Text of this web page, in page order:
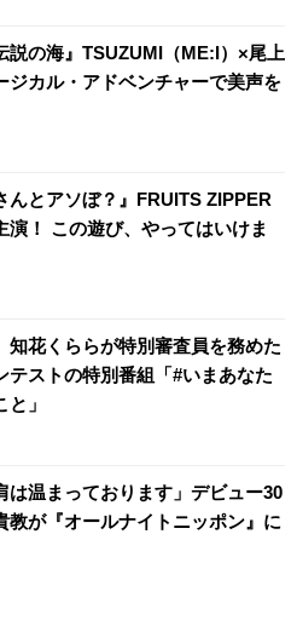
説の海』TSUZUMI（ME:I）×尾上
ジカル・アドベンチャーで美声を
んとアソぼ？』FRUITS ZIPPER
演！ この遊び、やってはいけま
知花くららが特別審査員を務めた
テストの特別番組「#いまあなた
」
は温まっております」デビュー30
教が『オールナイトニッポン』に